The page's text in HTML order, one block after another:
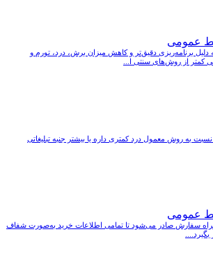
عمومی
دلیل برنامه‌ریزی دقیق‌تر و کاهش میزان برش، درد، تورم و
کمتر از روش‌های سنتی ا...
نسبت به روش معمول درد کمتری داره یا بیشتر جنبه تبلیغاتی
عمومی
سفارش صادر می‌شود تا تمامی اطلاعات خرید به‌صورت شفاف